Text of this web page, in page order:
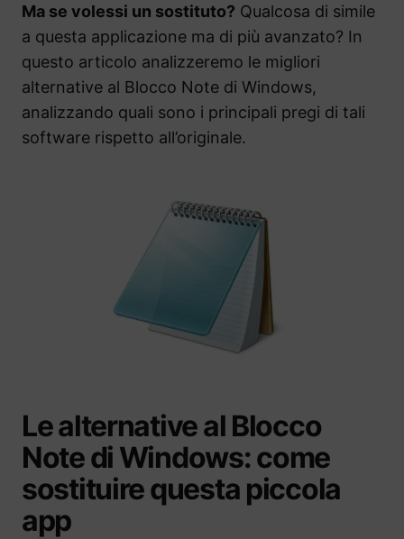
Ma se volessi un sostituto? Qualcosa di simile
a questa applicazione ma di più avanzato? In
questo articolo analizzeremo le migliori
alternative al Blocco Note di Windows,
analizzando quali sono i principali pregi di tali
software rispetto all’originale.
Le alternative al Blocco
Note di Windows: come
sostituire questa piccola
app